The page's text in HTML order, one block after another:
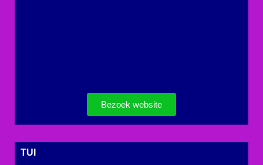
Bezoek website
TUI